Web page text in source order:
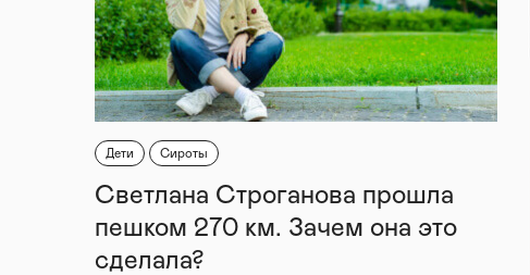
Дети Сироты
Светлана Строганова прошла
пешком 270 км. Зачем она это
сделала?